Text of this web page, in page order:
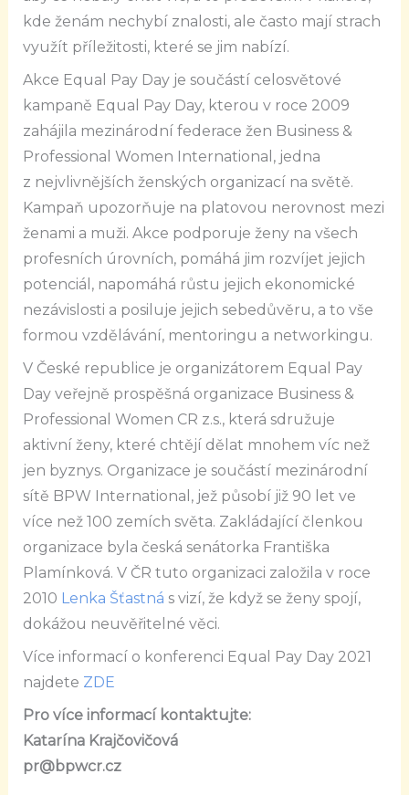
kde ženám nechybí znalosti, ale často mají strach
využít příležitosti, které se jim nabízí.
Akce Equal Pay Day je součástí celosvětové
kampaně Equal Pay Day, kterou v roce 2009
zahájila mezinárodní federace žen Business &
Professional Women International, jedna
z nejvlivnějších ženských organizací na světě.
Kampaň upozorňuje na platovou nerovnost mezi
ženami a muži. Akce podporuje ženy na všech
profesních úrovních, pomáhá jim rozvíjet jejich
potenciál, napomáhá růstu jejich ekonomické
nezávislosti a posiluje jejich sebedůvěru, a to vše
formou vzdělávání, mentoringu a networkingu.
V České republice je organizátorem Equal Pay
Day veřejně prospěšná organizace Business &
Professional Women CR z.s., která sdružuje
aktivní ženy, které chtějí dělat mnohem víc než
jen byznys. Organizace je součástí mezinárodní
sítě BPW International, jež působí již 90 let ve
více než 100 zemích světa. Zakládající členkou
organizace byla česká senátorka Františka
Plamínková. V ČR tuto organizaci založila v roce
2010 Lenka Šťastná s vizí, že když se ženy spojí,
dokážou neuvěřitelné věci.
Více informací o konferenci Equal Pay Day 2021
najdete ZDE
Pro více informací kontaktujte:
Katarína Krajčovičová
pr@bpwcr.cz